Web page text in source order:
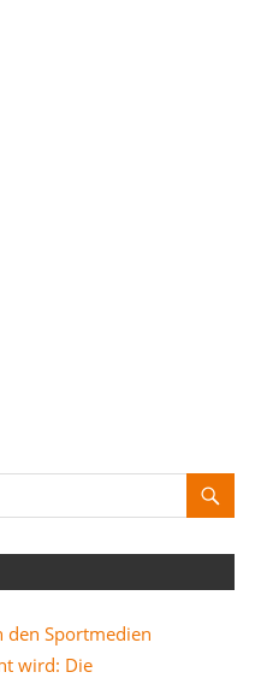
den Sportmedien
wird: Die